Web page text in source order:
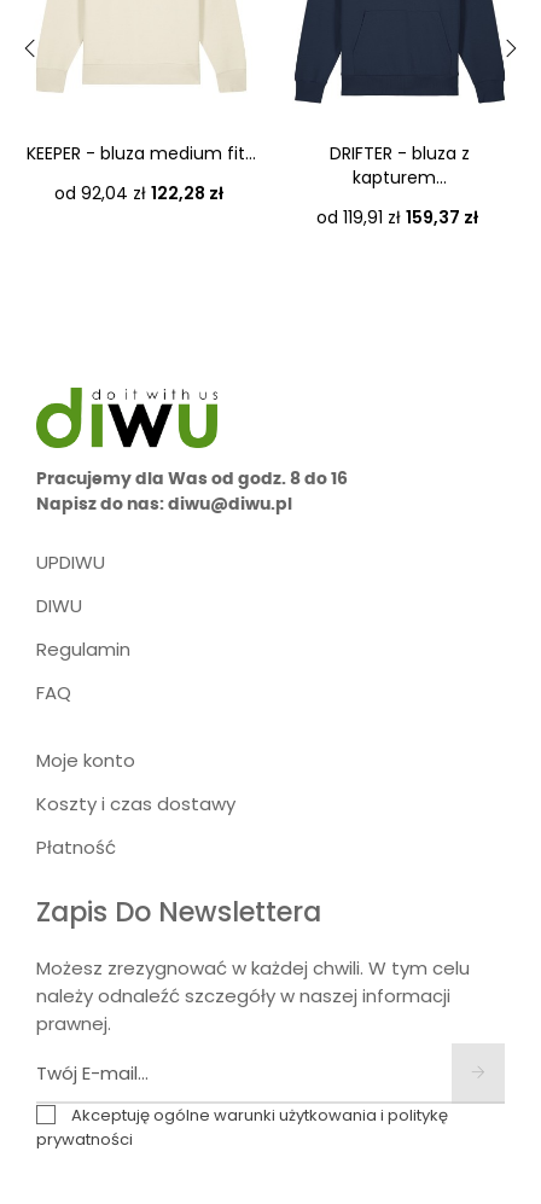
KEEPER - bluza medium fit...
od 92,04 zł Cena
122,28 zł
DRIFTER - bluza z
kapturem...
od 119,91 zł Cena
159,37 zł
Pracujemy dla Was od godz. 8 do 16
Napisz do nas: diwu@diwu.pl
UPDIWU
DIWU
Regulamin
FAQ
Moje konto
Koszty i czas dostawy
Płatność
Zapis Do Newslettera
Możesz zrezygnować w każdej chwili. W tym celu
należy odnaleźć szczegóły w naszej informacji
prawnej.
Akceptuję ogólne warunki użytkowania i politykę
prywatności